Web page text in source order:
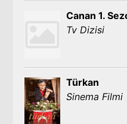
Canan 1.
Tv Dizisi
Türkan
Sinema Filmi